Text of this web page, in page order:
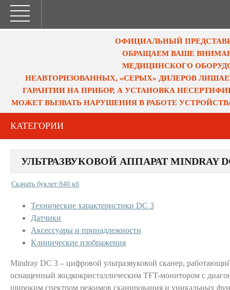
ОФИЦИАЛЬНЫЙ
ОБРАЩАЕМ ВАШЕ
МЕДИЦИНСКОГО
НЕАВТОРИЗОВАННЫХ, «СЕРЫХ» ДИЛЕРОВ
ГАРАНТИИ НА ПРИБОР, А УСТАНОВКА
МОЖЕТ ВЫЗВАТЬ НАРУШЕНИЯ В РАБОТЕ
КАТЕГОРИИ
УЛЬТРАЗВУКОВОЙ АППАРАТ MINDRAY
Скачать буклет 840 кб
Технические характеристики DC 3
Датчики
Аксессуары и принадлежности
Клинические изображения
Mindray DC 3 – цифровой ультразвуковой сканер,
оснащенный жидкокристаллическим TFT-монитором с
широким спектром режимов сканирования и уникальных